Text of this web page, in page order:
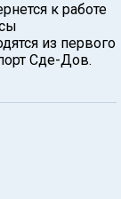
к работе
из первого
Сде-Дов.